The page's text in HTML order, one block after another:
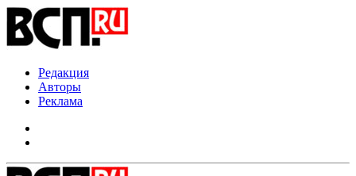
Редакция
Авторы
Реклама